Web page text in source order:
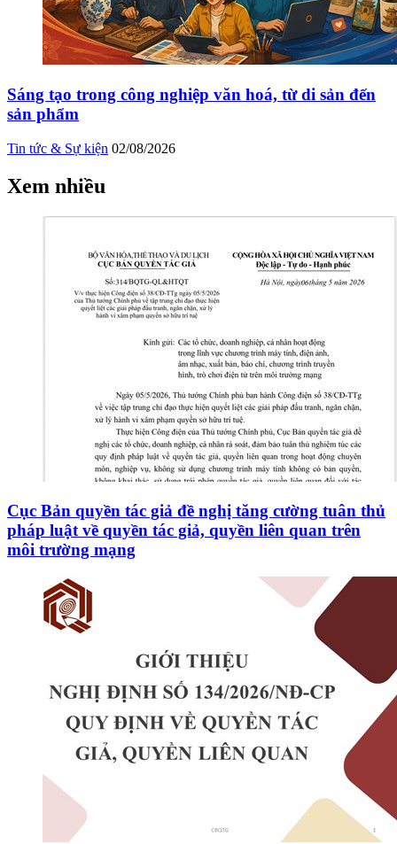
Sáng tạo trong công nghiệp văn hoá, từ di sản đến
sản phẩm
Tin tức & Sự kiện 02/08/2026
Xem nhiều
Cục Bản quyền tác giả đề nghị tăng cường tuân thủ
pháp luật về quyền tác giả, quyền liên quan trên
môi trường mạng